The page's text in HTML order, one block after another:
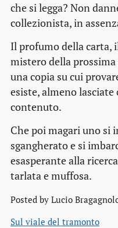
che si legga? Non
collezionista, in
Il profumo della carta,
mistero della
una copia su cui
esiste, almeno lasciate
contenuto.
Che poi magari uno si
sgangherato e si
esasperante alla
tarlata e muffosa.
Posted by Lucio
Sul viale del tramonto